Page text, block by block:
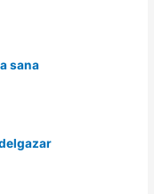
sana